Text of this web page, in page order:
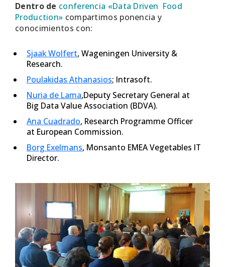
Dentro de conferencia «Data Driven Food
Production» compartimos ponencia y
conocimientos con:
Sjaak Wolfert, Wageningen University &
Research.
Poulakidas Athanasios; Intrasoft.
Nuria de Lama,Deputy Secretary General at
Big Data Value Association (BDVA).
Ana Cuadrado, Research Programme Officer
at European Commission.
Borg Exelmans, Monsanto EMEA Vegetables IT
Director.